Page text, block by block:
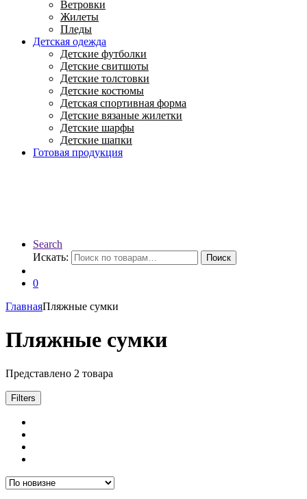
Ветровки
Жилеты
Пледы
Детская одежда
Детские футболки
Детские свитшоты
Детские толстовки
Детские костюмы
Детская спортивная форма
Детские вязаные жилетки
Детские шарфы
Детские шапки
Готовая продукция
Search
Искать:
Поиск
0
ГлавнаяПляжные сумки
Пляжные сумки
Представлено 2 товара
Filters